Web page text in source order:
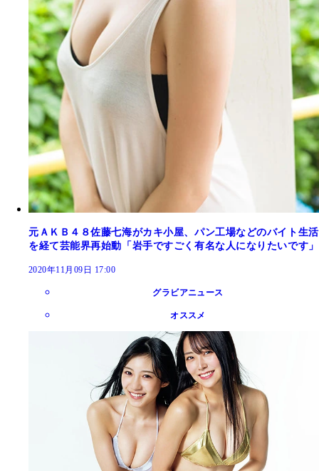
元ＡＫＢ４８佐藤七海がカキ小屋、パン工場などのバイト生活
を経て芸能界再始動「岩手ですごく有名な人になりたいです」
2020年11月09日 17:00
グラビアニュース
オススメ